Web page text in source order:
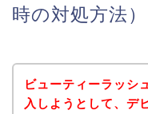
時の対処方法）
ビューティーラッシ
入しようとして、デ